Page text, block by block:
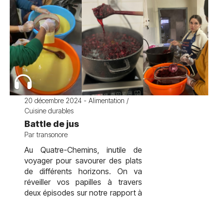
20 décembre 2024 - Alimentation /
Cuisine durables
Battle de jus
Par transonore
Au Quatre-Chemins, inutile de
voyager pour savourer des plats
de différents horizons. On va
réveiller vos papilles à travers
deux épisodes sur notre rapport à